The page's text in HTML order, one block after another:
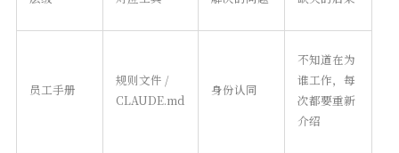
员工手册
规则文件 /
CLAUDE.md
身份认同
不知道在为
谁工作，每
次都要重新
介绍